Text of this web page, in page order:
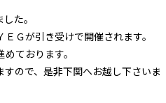
た。
Ｇが引き受けで開催されます。
ております。
ので、是非下関へお越し下さいま